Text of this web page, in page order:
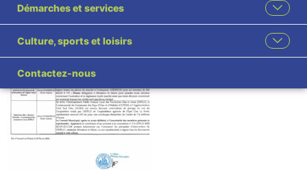
Démarches et services
Culture, sports et loisirs
Contactez-nous